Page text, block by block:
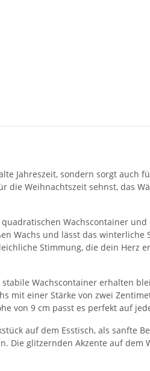
Jahreszeit, sondern sorgt auch
Weihnachtszeit sehnst, das
Wachscontainer
Wachs und lässt das
Stimmung, die dein Herz
Wachscontainer erhalten
mit einer Stärke von zwei
von 9 cm passt es perfekt auf
auf dem Esstisch, als sanfte
glitzernden Akzente auf dem